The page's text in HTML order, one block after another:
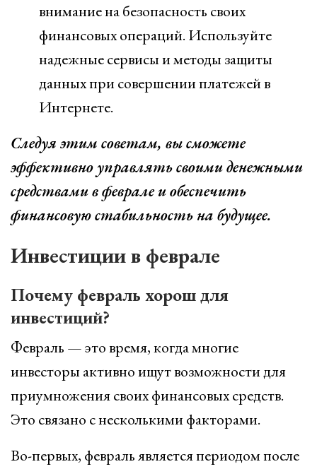
внимание на безопасность своих
финансовых операций. Используйте
надежные сервисы и методы защиты
данных при совершении платежей в
Интернете.
Следуя этим советам, вы сможете
эффективно управлять своими денежными
средствами в феврале и обеспечить
финансовую стабильность на будущее.
Инвестиции в феврале
Почему февраль хорош для
инвестиций?
Февраль — это время, когда многие
инвесторы активно ищут возможности для
приумножения своих финансовых средств.
Это связано с несколькими факторами.
Во-первых, февраль является периодом после